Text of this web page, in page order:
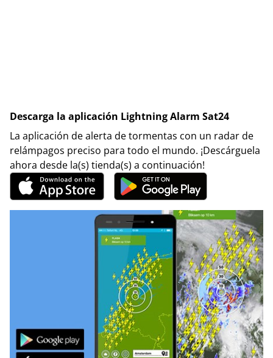
Descarga la aplicación Lightning Alarm Sat24
La aplicación de alerta de tormentas con un radar de
relámpagos preciso para todo el mundo. ¡Descárguela
ahora desde la(s) tienda(s) a continuación!